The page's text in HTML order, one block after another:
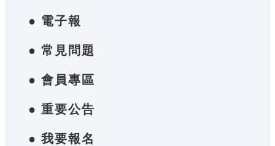
● 電子報
● 常見問題
● 會員專區
● 重要公告
● 我要報名